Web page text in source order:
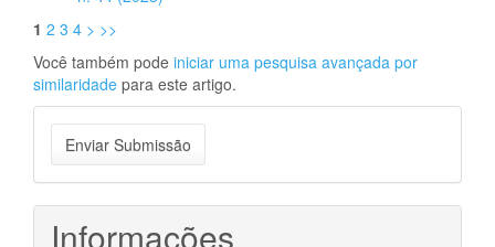
1 2 3 4 > >>
Você também pode iniciar uma pesquisa avançada por
similaridade para este artigo.
Enviar
Submissão
Enviar Submissão
Informações